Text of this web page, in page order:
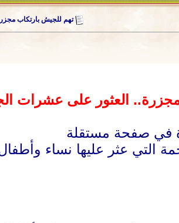
تهم للجيش بارتكاب
العثور على عشرات
التي عثر عليها نساء